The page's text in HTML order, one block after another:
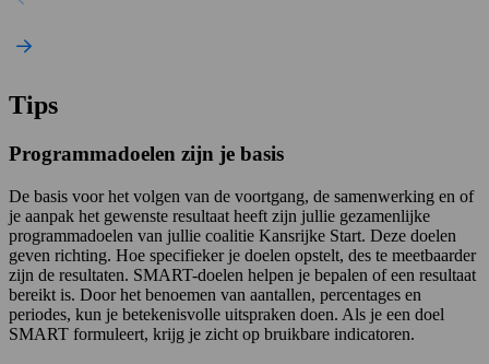
Tips
Programmadoelen zijn je basis
De basis voor het volgen van de voortgang, de samenwerking en of
je aanpak het gewenste resultaat heeft zijn jullie gezamenlijke
programmadoelen van jullie coalitie Kansrijke Start. Deze doelen
geven richting. Hoe specifieker je doelen opstelt, des te meetbaarder
zijn de resultaten. SMART-doelen helpen je bepalen of een resultaat
bereikt is. Door het benoemen van aantallen, percentages en
periodes, kun je betekenisvolle uitspraken doen. Als je een doel
SMART formuleert, krijg je zicht op bruikbare indicatoren.